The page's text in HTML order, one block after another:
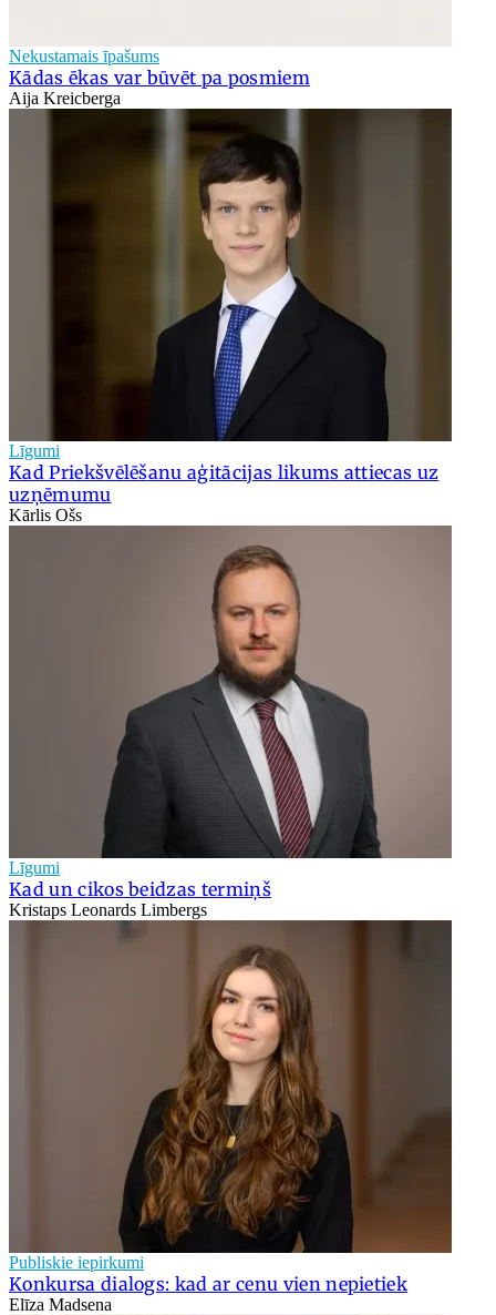
Nekustamais īpašums
Kādas ēkas var būvēt pa posmiem
Aija Kreicberga
Līgumi
Kad Priekšvēlēšanu aģitācijas likums attiecas uz
uzņēmumu
Kārlis Ošs
Līgumi
Kad un cikos beidzas termiņš
Kristaps Leonards Limbergs
Publiskie iepirkumi
Konkursa dialogs: kad ar cenu vien nepietiek
Elīza Madsena